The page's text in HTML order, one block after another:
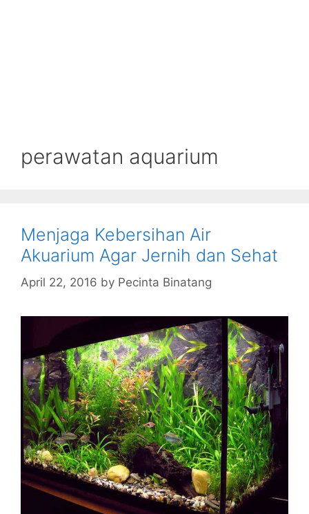
perawatan aquarium
Menjaga Kebersihan Air
Akuarium Agar Jernih dan Sehat
April 22, 2016 by Pecinta Binatang